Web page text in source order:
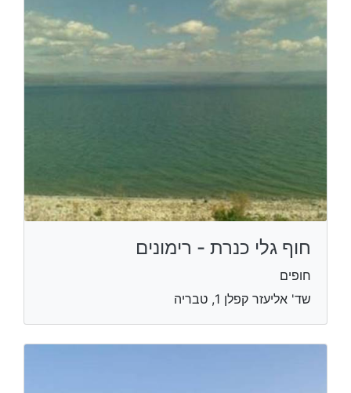
חוף גלי כנרת - רימונים
חופים
שד' אליעזר קפלן 1, טבריה